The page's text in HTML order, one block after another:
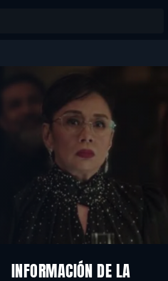
INFORMACIÓN DE LA